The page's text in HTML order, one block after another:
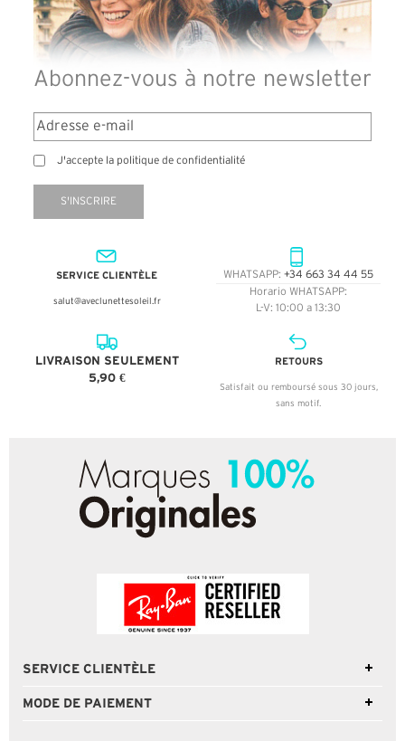
Abonnez-vous à notre newsletter
J'accepte la politique de confidentialité
S'INSCRIRE
SERVICE CLIENTÈLE
salut@aveclunettesoleil.fr
WHATSAPP: +34 663 34 44 55
Horario WHATSAPP:
L-V: 10:00 a 13:30
LIVRAISON SEULEMENT
5,90 €
RETOURS
Satisfait ou remboursé sous 30 jours,
sans motif.
SERVICE CLIENTÈLE
MODE DE PAIEMENT